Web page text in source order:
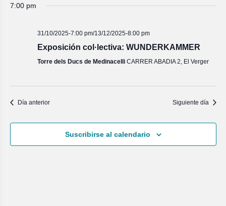
7:00 pm
31/10/2025-7:00 pm/13/12/2025-8:00 pm
Exposición col·lectiva: WUNDERKAMMER
Torre dels Ducs de Medinacelli CARRER ABADIA 2, El Verger
Día anterior Siguiente día
Suscribirse al calendario